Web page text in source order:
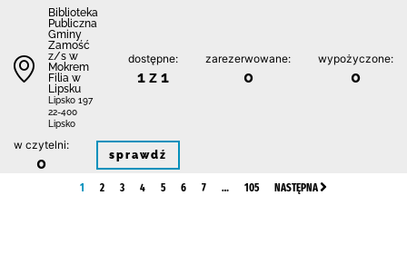
Biblio­teka
Publiczna
Gminy
Zamość
z/s w
Mokrem
Filia w
Lipsku
Lipsko 197
22-400
Lipsko
dostępne:
1 z 1
zarezerwowane:
0
wypożyczone:
0
w czytelni:
0 sprawdź
1 2 3 4 5 6 7 … 105 NASTĘPNA